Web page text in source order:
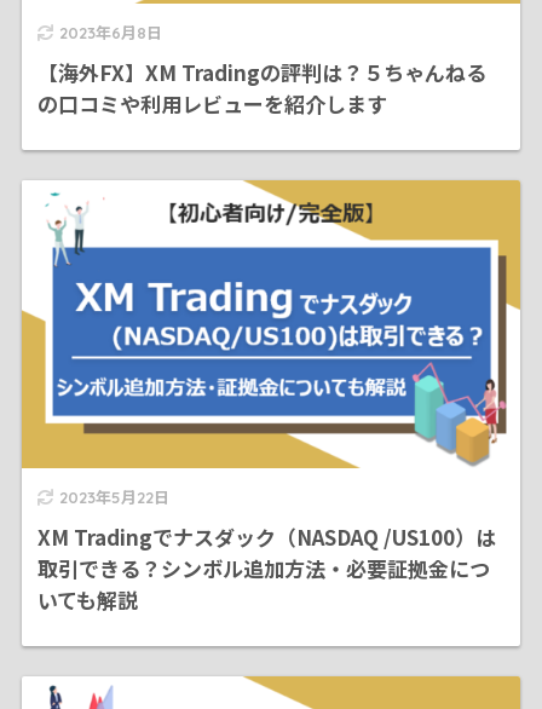
2023年6月8日
【海外FX】XM Tradingの評判は？５ちゃんねる
の口コミや利用レビューを紹介します
2023年5月22日
XM Tradingでナスダック（NASDAQ /US100）は
取引できる？シンボル追加方法・必要証拠金につ
いても解説